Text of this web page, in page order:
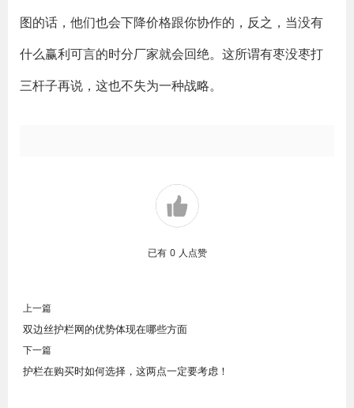
图的话，他们也会下降价格跟你协作的，反之，当没有
什么赢利可言的时分厂家就会回绝。这所谓有枣没枣打
三杆子再说，这也不失为一种战略。
已有 0 人点赞
上一篇
双边丝护栏网的优势体现在哪些方面
下一篇
护栏在购买时如何选择，这两点一定要考虑！